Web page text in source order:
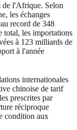
de l'Afrique. Selon
les échanges
record de 348
total, les importations
à 123 milliards de
à l'année
internationales
chinoise de tarif
prescrites par
réciproque
condition aux